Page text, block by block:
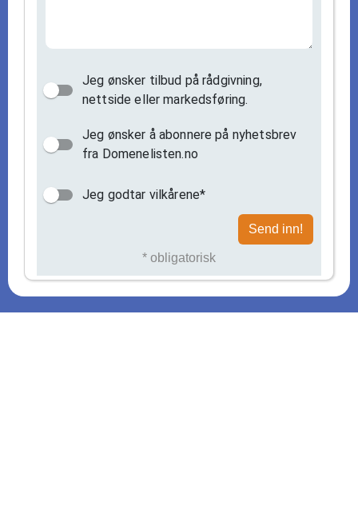
Jeg ønsker tilbud på rådgivning,
nettside eller markedsføring.
Jeg ønsker å abonnere på nyhetsbrev
fra Domenelisten.no
Jeg godtar vilkårene*
Send inn!
* obligatorisk